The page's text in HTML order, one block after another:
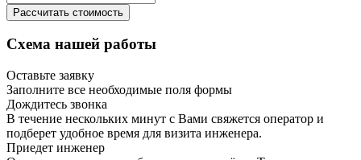
Рассчитать стоимость
Схема нашей работы
Оставьте заявку
Заполните все необходимые поля формы
Дождитесь звонка
В течение нескольких минут с Вами свяжется оператор и
подберет удобное время для визита инженера.
Приедет инженер